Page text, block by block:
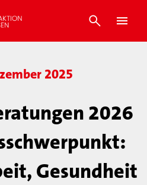
2025
2026
Gesundheit